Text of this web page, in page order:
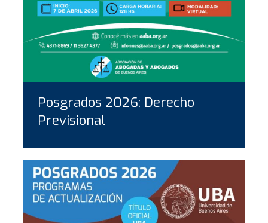
Posgrados 2026: Derecho
Previsional